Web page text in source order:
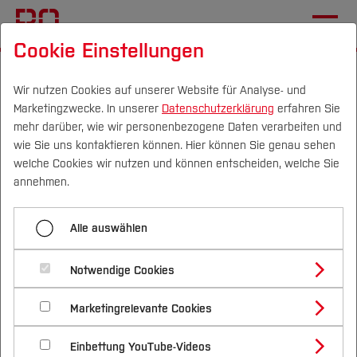
Campus Personen DE|EN Quicklinks
Studium
Studienangebote
Bachelorstudiengänge
Masterstudiengänge
Vor dem Studium
Bewerben & Einschreiben
Bewerbungsportal
Im Studium
Studienbüros und Prüfungen
Nach dem Studium
Forschung & Transfer
Profil
Forschungs- und Transferprofil
Schwerpunkte (FuT)
Beratung & Förderung
Nachhaltigkeit
Nachhaltigkeit studieren
International
Qualitätsmanagement
Akademisches Controlling & Business
Intelligence
Qualitätsentwicklung & Evaluation
Akademisches Controlling & Business
Intelligence
Akademisches Controlling
& Business Intelligence (BI)
Cookie Einstellungen
Wir nutzen Cookies auf unserer Website für Analyse- und
Marketingzwecke. In unserer Datenschutzerklärung erfahren Sie
mehr darüber, wie wir personenbezogene Daten verarbeiten und
wie Sie uns kontaktieren können. Hier können Sie genau sehen
welche Cookies wir nutzen und können entscheiden, welche Sie
annehmen.
Alle auswählen
Notwendige Cookies
Marketingrelevante Cookies
Einbettung YouTube-Videos